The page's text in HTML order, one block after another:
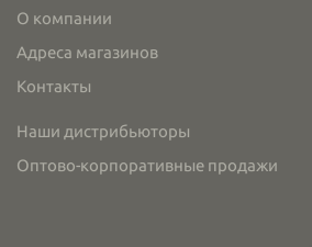
О компании
Адреса магазинов
Контакты
Наши дистрибьюторы
Оптово-корпоративные продажи